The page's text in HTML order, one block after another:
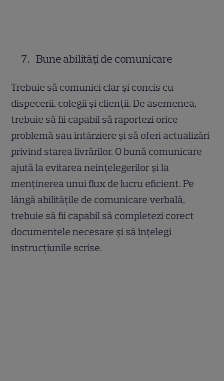
Bune abilități de comunicare
Trebuie să comunici clar și concis cu
dispecerii, colegii și clienții. De asemenea,
trebuie să fii capabil să raportezi orice
problemă sau întârziere și să oferi actualizări
privind starea livrărilor. O bună comunicare
ajută la evitarea neînțelegerilor și la
menținerea unui flux de lucru eficient. Pe
lângă abilitățile de comunicare verbală,
trebuie să fii capabil să completezi corect
documentele necesare și să înțelegi
instrucțiunile scrise.